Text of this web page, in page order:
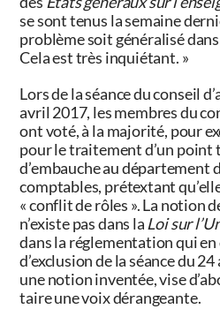
se sont tenus la semaine
problème soit généralisé
Cela est très inquiétant. »
Lors de laséance du conseil
avril 2017, les membres du
ont voté, à la majorité, pour
pour le traitement d’un point
d’embauche au département
comptables, prétextant
« conflit de rôles ». La notion
n’existe pas dans la Loi sur
dans la réglementation qui en
d’exclusion de la séance du
une notion inventée, vise
taire une voix dérangeante.